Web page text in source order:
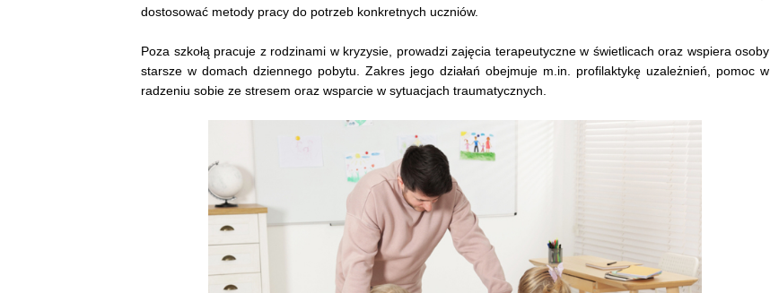
dostosować metody pracy do potrzeb konkretnych uczniów.
Poza szkołą pracuje z rodzinami w kryzysie, prowadzi zajęcia terapeutyczne w świetlicach oraz wspiera osoby
starsze w domach dziennego pobytu. Zakres jego działań obejmuje m.in. profilaktykę uzależnień, pomoc w
radzeniu sobie ze stresem oraz wsparcie w sytuacjach traumatycznych.